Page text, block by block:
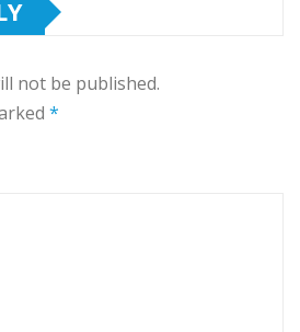
not be published.
*